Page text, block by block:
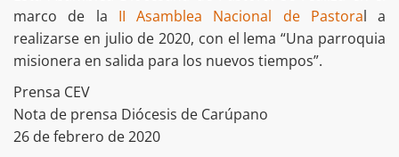
marco de la II Asamblea Nacional de Pastoral a
realizarse en julio de 2020, con el lema “Una parroquia
misionera en salida para los nuevos tiempos”.
Prensa CEV
Nota de prensa Diócesis de Carúpano
26 de febrero de 2020